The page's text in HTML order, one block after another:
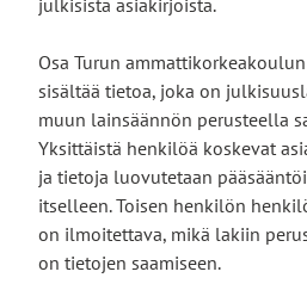
Osa Turun
sisältää tietoa, joka on
muun lainsäännön perusteella
Yksittäistä henkilöä koskevat
ja tietoja luovutetaan
itselleen. Toisen henkilön
on ilmoitettava, mikä lakiin
on tietojen saamiseen.